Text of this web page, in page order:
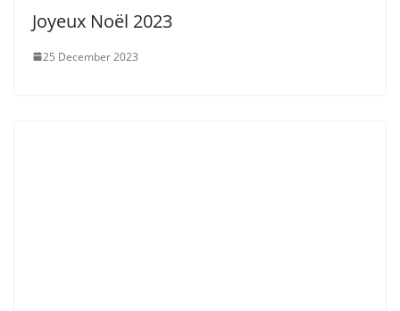
Joyeux Noël 2023
25 December 2023